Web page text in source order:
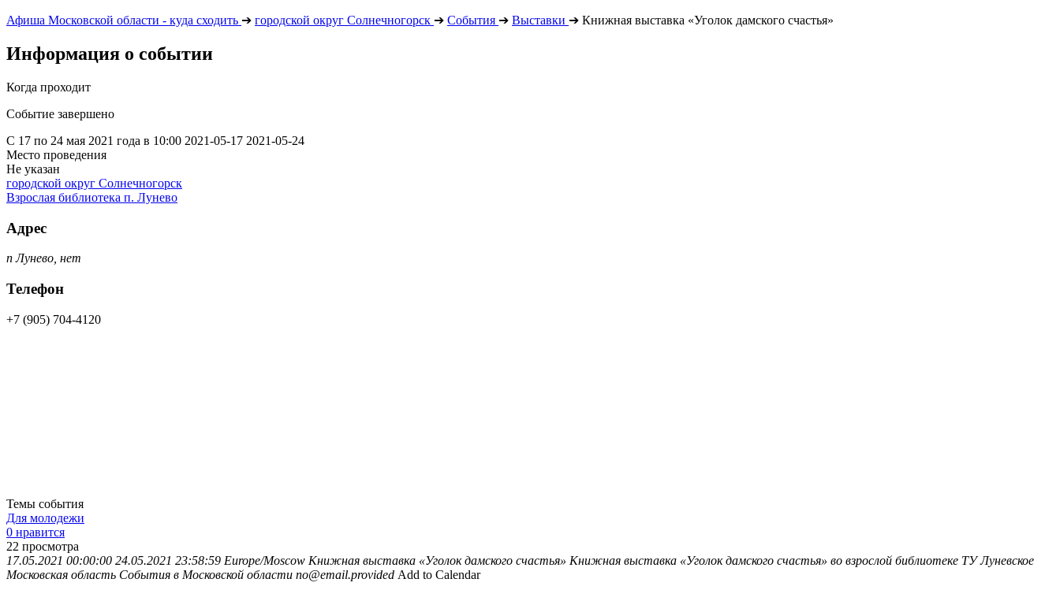
Афиша Московской области - куда сходить ➔ городской округ Солнечногорск ➔ События ➔ Выставки ➔ Книжная выставка «Уголок дамского счастья»
Информация о событии
Когда проходит
Событие завершено
С 17 по 24 мая 2021 года в 10:00 2021-05-17 2021-05-24
Место проведения
Не указан
городской округ Солнечногорск
Взрослая библиотека п. Лунево
Адрес
п Лунево, нет
Телефон
+7 (905) 704-4120
Темы события
Для молодежи
0 нравится
22 просмотра
17.05.2021 00:00:00 24.05.2021 23:58:59 Europe/Moscow Книжная выставка «Уголок дамского счастья» Книжная выставка «Уголок дамского счастья» во взрослой библиотеке ТУ Луневское
Московская область События в Московской области no@email.provided Add to Calendar